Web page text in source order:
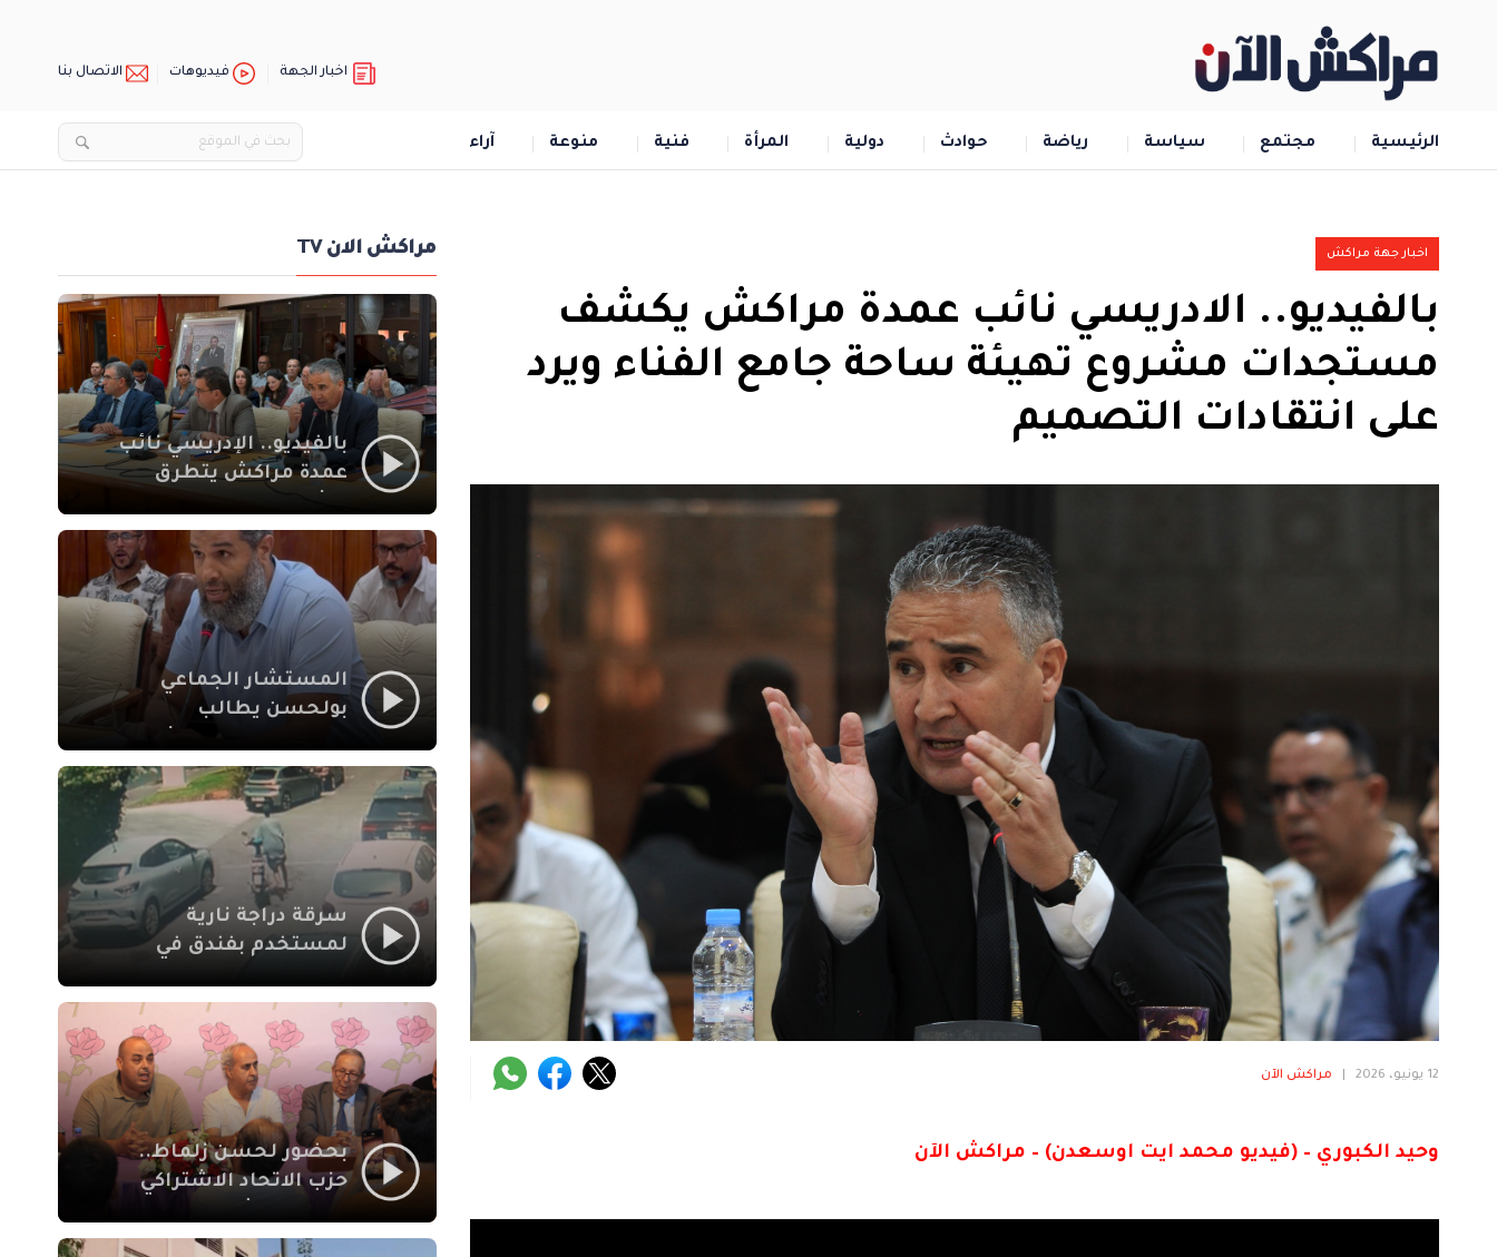
اخبار الجهة فيديوهات الاتصال بنا
الرئيسية مجتمع سياسة رياضة حوادث دولية المرأة فنية منوعة آراء
اخبار جهة مراكش
بالفيديو.. الادريسي نائب عمدة مراكش يكشف
مستجدات مشروع تهيئة ساحة جامع الفناء ويرد
على انتقادات التصميم
12 يونيو، 2026 مراكش الآن
وحيد الكبوري – (فيديو محمد ايت اوسعدن) – مراكش الآن
مراكش الان TV
بالفيديو.. الإدريسي نائب
عمدة مراكش يتطرق
الاجتماعي في نقل
المحطة الطرقية إلى
العزوزية
المستشار الجماعي
بولحسن يطالب
أشغال شارع علال
الفاسي بمراكش
سرقة دراجة نارية
لمستخدم بفندق في
بمراكش
بحضور لحسن زلماط..
حزب الاتحاد الاشتراكي
مقراً بمقاطعة سيدي